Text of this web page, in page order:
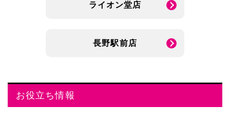
ライオン堂店
長野駅前店
お役立ち情報